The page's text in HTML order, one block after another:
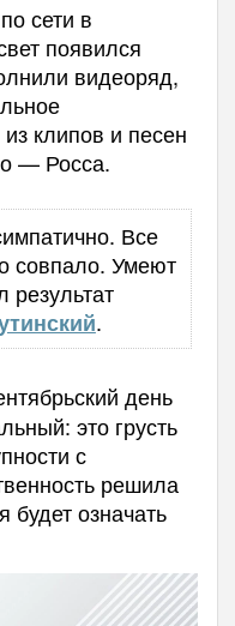
сети в
появился
видеоряд,
клипов и песен
— Росса.
Все
совпало. Умеют
результат
.
день
это грусть
с
решила
будет означать